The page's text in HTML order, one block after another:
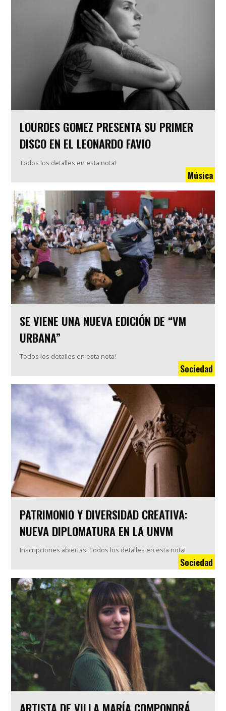
LOURDES GOMEZ PRESENTA SU PRIMER
DISCO EN EL LEONARDO FAVIO
Todos los detalles en esta nota!
Música
SE VIENE UNA NUEVA EDICIÓN DE “VM
URBANA”
Todos los detalles en esta nota!
Sociedad
PATRIMONIO Y DIVERSIDAD CREATIVA:
NUEVA DIPLOMATURA EN LA UNVM
Inscripciones abiertas. Todos los detalles en esta nota!
Sociedad
ARTISTA DE VILLA MARÍA COMPONDRÁ